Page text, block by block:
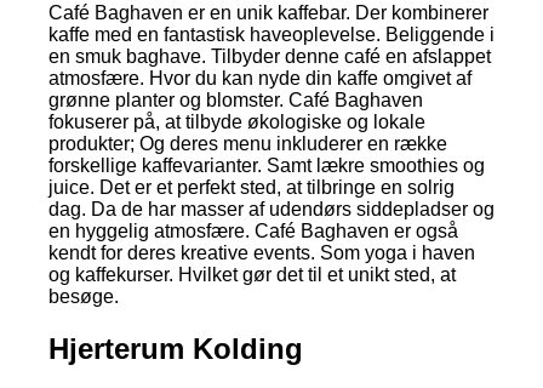
Café Baghaven er en unik kaffebar. Der kombinerer
kaffe med en fantastisk haveoplevelse. Beliggende i
en smuk baghave. Tilbyder denne café en afslappet
atmosfære. Hvor du kan nyde din kaffe omgivet af
grønne planter og blomster. Café Baghaven
fokuserer på, at tilbyde økologiske og lokale
produkter; Og deres menu inkluderer en række
forskellige kaffevarianter. Samt lækre smoothies og
juice. Det er et perfekt sted, at tilbringe en solrig
dag. Da de har masser af udendørs siddepladser og
en hyggelig atmosfære. Café Baghaven er også
kendt for deres kreative events. Som yoga i haven
og kaffekurser. Hvilket gør det til et unikt sted, at
besøge.
Hjerterum Kolding